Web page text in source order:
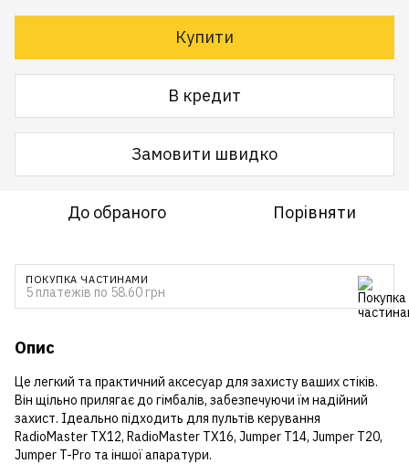
Купити
В кредит
Замовити швидко
До обраного Порівняти
ПОКУПКА ЧАСТИНАМИ
5 платежів по 58.60 грн
Опис
Це легкий та практичний аксесуар для захисту ваших стіків.
Він щільно прилягає до гімбалів, забезпечуючи їм надійний
захист. Ідеально підходить для пультів керування
RadioMaster TX12, RadioMaster TX16, Jumper T14, Jumper T20,
Jumper T-Pro та іншої апаратури.